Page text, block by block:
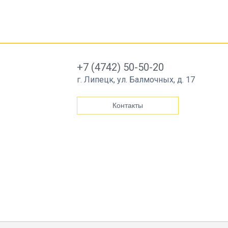
+7 (4742) 50-50-20
г. Липецк, ул. Балмочных, д. 17
Контакты